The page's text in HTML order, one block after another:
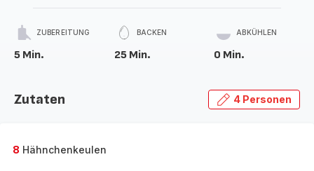
ZUBEREITUNG
5 Min.
BACKEN
25 Min.
ABKÜHLEN
0 Min.
Zutaten 4 Personen
8 Hähnchenkeulen